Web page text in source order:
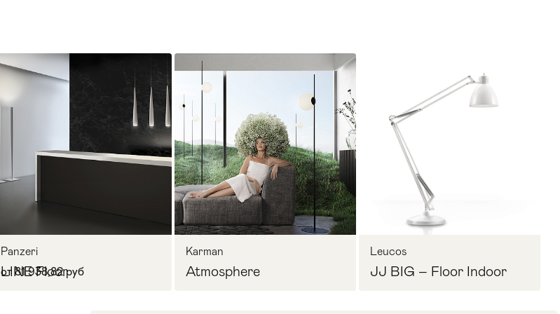
Panzeri
LINE Floor
от 81 938,82 руб
Karman
Atmosphere
Leucos
JJ BIG – Floor Indoor